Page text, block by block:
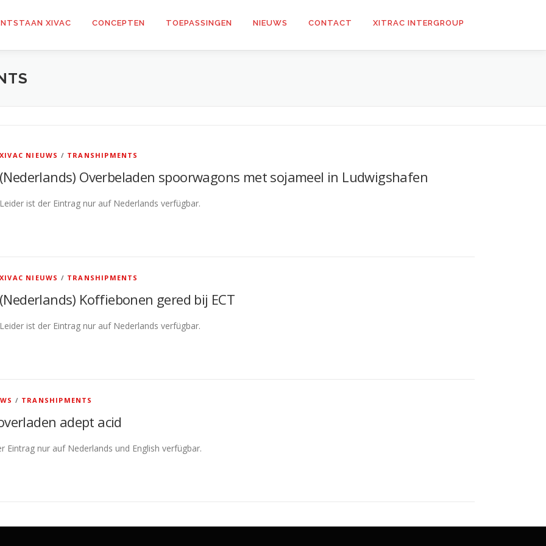
XIVAC CONCEPTEN TOEPASSINGEN NIEUWS CONTACT XITRAC INTERGROUP
XIVAC NIEUWS / TRANSHIPMENTS
(Nederlands) Overbeladen spoorwagons met sojameel in Ludwigshafen
Leider ist der Eintrag nur auf Nederlands verfügbar.
XIVAC NIEUWS / TRANSHIPMENTS
(Nederlands) Koffiebonen gered bij ECT
Leider ist der Eintrag nur auf Nederlands verfügbar.
/ TRANSHIPMENTS
adept acid
Eintrag nur auf Nederlands und English verfügbar.